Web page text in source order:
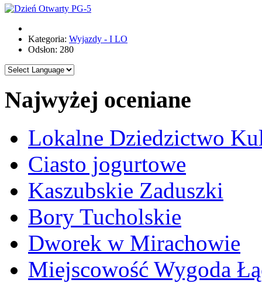
Kategoria: Wyjazdy - I LO
Odsłon: 280
Najwyżej oceniane
Lokalne Dziedzictwo
Ciasto jogurtowe
Kaszubskie Zaduszki
Bory Tucholskie
Dworek w Mirachowie
Miejscowość Wygoda